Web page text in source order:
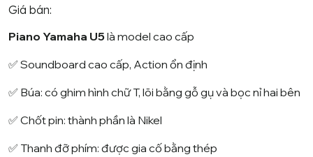
trênđánh
Giá bán:
Piano Yamaha U5là model cao cấp
✅ Soundboard cao cấp, Action ổn định
✅ Búa: có ghim hình chữ T, lõi bằng gỗ gụ và bọc nỉ hai bên
✅ Chốt pin: thành phần là Nikel
✅ Thanh đỡ phím: được gia cố bằng thép